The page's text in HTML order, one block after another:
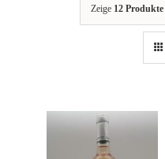
Zeige 12 Produkte